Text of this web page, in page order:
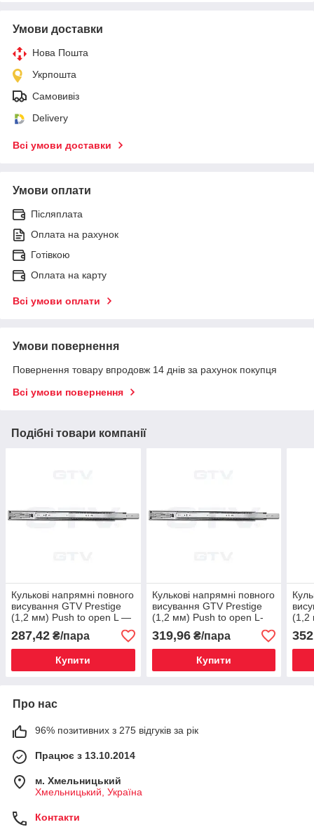
Умови доставки
Нова Пошта
Укрпошта
Самовивіз
Delivery
Всі умови доставки
Умови оплати
Післяплата
Оплата на рахунок
Готівкою
Оплата на карту
Всі умови оплати
Умови повернення
Повернення товару впродовж 14 днів за рахунок покупця
Всі умови повернення
Подібні товари компанії
Кулькові напрямні повного
висування GTV Prestige
(1,2 мм) Push to open L —
300 мм
287,42 ₴/пара
Купити
Кулькові напрямні повного
висування GTV Prestige
(1,2 мм) Push to open L-
350 мм
319,96₴/пара
Купити
(1,2
400
Про нас
96% позитивних з 275 відгуків за рік
Працює з 13.10.2014
м. Хмельницький
Хмельницький, Україна
Контакти